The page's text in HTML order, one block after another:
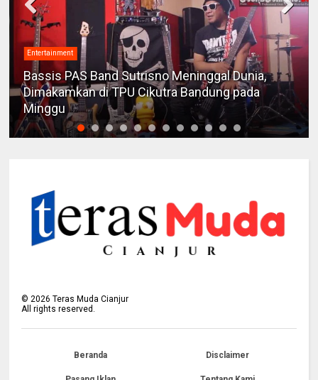
Entertainment
Bassis PAS Band Sutrisno Meninggal Dunia,
Dimakamkan di TPU Cikutra Bandung pada
Minggu
©2026 Teras Muda Cianjur
All rights reserved.
Beranda Disclaimer